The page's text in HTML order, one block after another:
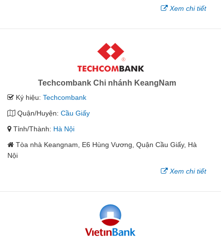
Xem chi tiết
Techcombank Chi nhánh KeangNam
Ký hiệu: Techcombank
Quận/Huyện: Cầu Giấy
Tỉnh/Thành: Hà Nội
Tòa nhà Keangnam, E6 Hùng Vương, Quận Cầu Giấy, Hà
Nội
Xem chi tiết